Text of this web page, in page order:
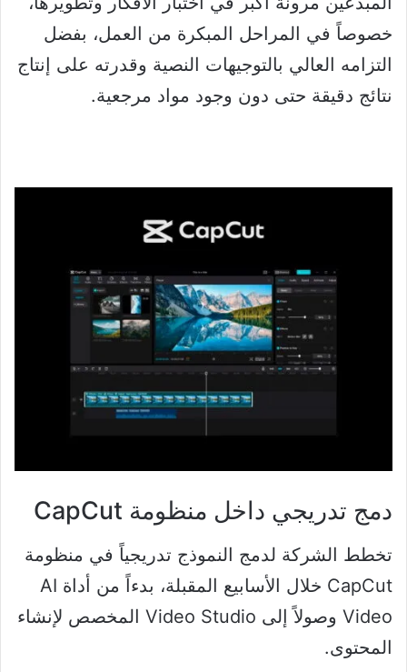
خصوصاً في المراحل المبكرة من العمل، بفضل
التزامه العالي بالتوجيهات النصية وقدرته على إنتاج
نتائج دقيقة حتى دون وجود مواد مرجعية.
دمج تدريجي داخل منظومة CapCut
تخطط الشركة لدمج النموذج تدريجياً في منظومة
CapCut خلال الأسابيع المقبلة، بدءاً من أداة AI
Video وصولاً إلى Video Studio المخصص لإنشاء
المحتوى.